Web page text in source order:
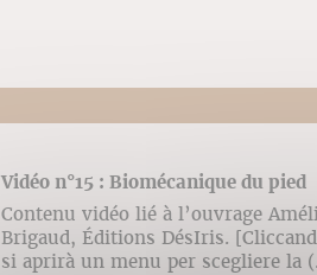
Vidéo n°15 : Biomécanique du pied
Contenu vidéo lié à l’ouvrage
Brigaud, Éditions DésIris.
si aprirà un menu per scegliere la